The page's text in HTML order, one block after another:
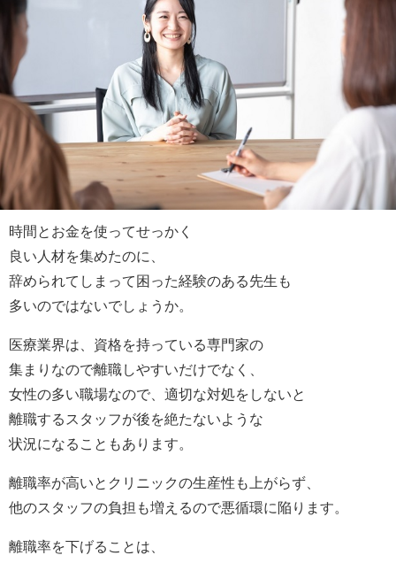
時間とお金を使ってせっかく
良い人材を集めたのに、
辞められてしまって困った経験のある先生も
多いのではないでしょうか。
医療業界は、資格を持っている専門家の
集まりなので離職しやすいだけでなく、
女性の多い職場なので、適切な対処をしないと
離職するスタッフが後を絶たないような
状況になることもあります。
離職率が高いとクリニックの生産性も上がらず、
他のスタッフの負担も増えるので悪循環に陥ります。
離職率を下げることは、